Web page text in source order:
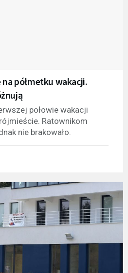
półmetku wakacji.
połowie wakacji
Ratownikom
nie brakowało.